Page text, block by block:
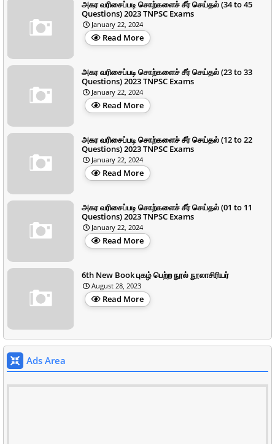
அகர வரிசைப்படி சொற்களைச் சீர் செய்தல் (34 to 45
Questions) 2023 TNPSC Exams
January 22, 2024
Read More
அகர வரிசைப்படி சொற்களைச் சீர் செய்தல் (23 to 33
Questions) 2023 TNPSC Exams
January 22, 2024
Read More
அகர வரிசைப்படி சொற்களைச் சீர் செய்தல் (12 to 22
Questions) 2023 TNPSC Exams
January 22, 2024
Read More
அகர வரிசைப்படி சொற்களைச் சீர் செய்தல் (01 to 11
Questions) 2023 TNPSC Exams
January 22, 2024
Read More
6th New Book புகழ் பெற்ற நூல் நூலாசிரியர்
August 28, 2023
Read More
Ads Area